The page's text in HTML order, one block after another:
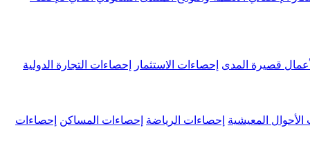
قصيرة المدى إحصاءات الاستثمار إحصاءات التجارة الدولية
الأحوال المعيشية إحصاءات الرياضة إحصاءات المساكن إحصاءات